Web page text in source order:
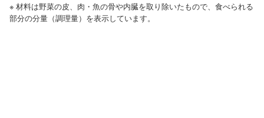
※ 材料は野菜の皮、肉・魚の骨や内臓を取り除いたもので、食べられる
部分の分量（調理量）を表示しています。